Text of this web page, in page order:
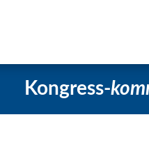
Kongress-